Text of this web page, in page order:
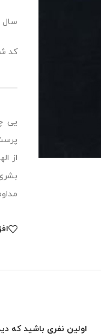
سال
کد
یی
از
اولین نفری باشید که